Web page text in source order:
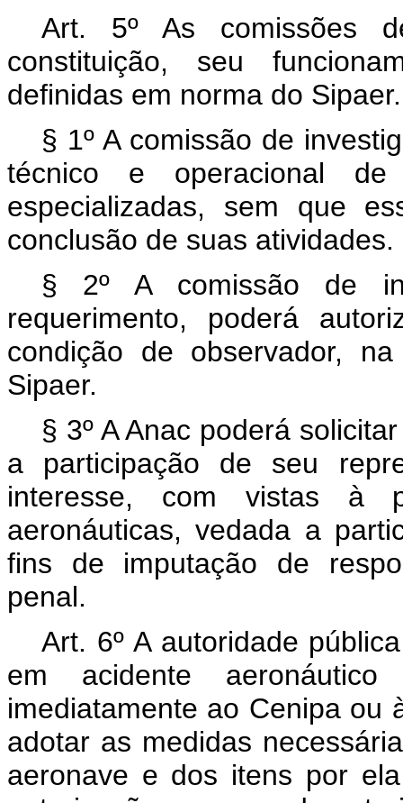
Art. 5º As comissões
constituição, seu
definidas em norma do Sipaer.
§ 1º A comissão de
técnico e operacional
especializadas, sem que
conclusão de suas atividades.
§ 2º A comissão de
requerimento, poderá
condição de observador,
Sipaer.
§ 3º A Anac poderá
a participação de seu
interesse, com vistas à
aeronáuticas, vedada a
fins de imputação de
penal.
Art. 6º A autoridade
em acidente
imediatamente ao Cenipa ou
adotar as medidas
aeronave e dos itens por